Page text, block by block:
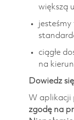
większą
ciągłe
na
Dowiedz
W aplikacji
zgodę na